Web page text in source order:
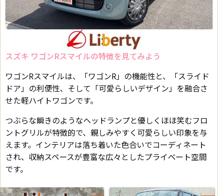
スズキ ワゴンRスマイルの特徴を見てみよう
ワゴンRスマイルは、「ワゴンR」の機能性と、「スライド
ドア」の利便性、そして「可愛らしいデザイン」を融合さ
せた軽ハイトワゴンです。
つぶらな瞬きのようなヘッドランプと優しくほほ笑むフロ
ントグリルが特徴的で、親しみやすく可愛らしい印象を与
えます。インテリアは落ち着いた色合いでコーディネート
され、収納スペースが豊富な広々としたプライベート空間
です。